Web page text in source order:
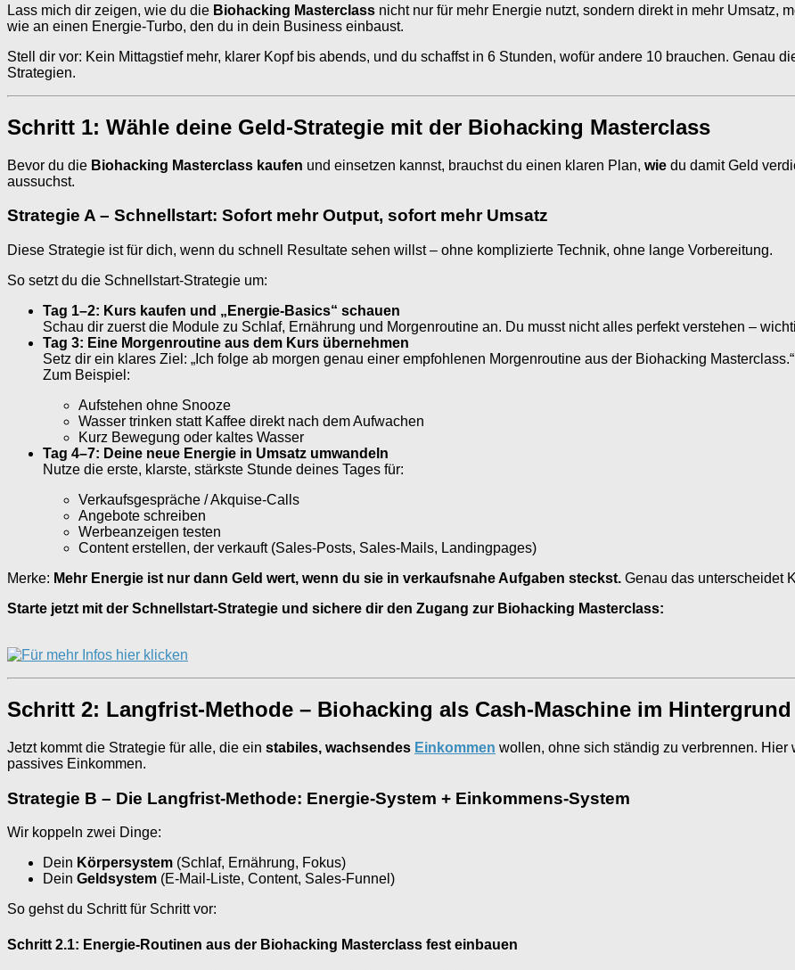
Lass mich dir zeigen, wie du die Biohacking Masterclass nicht nur für mehr Energie nutzt, sondern direkt in mehr Umsatz,
wie an einen Energie-Turbo, den du in dein Business einbaust.
Stell dir vor: Kein Mittagstief mehr, klarer Kopf bis abends, und du schaffst in 6 Stunden, wofür andere 10 brauchen. Genau
Strategien.
Schritt 1: Wähle deine Geld-Strategie mit der Biohacking Masterclass
Bevor du die Biohacking Masterclass kaufen und einsetzen kannst, brauchst du einen klaren Plan, wie du damit Geld
aussuchst.
Strategie A – Schnellstart: Sofort mehr Output, sofort mehr Umsatz
Diese Strategie ist für dich, wenn du schnell Resultate sehen willst – ohne komplizierte Technik, ohne lange Vorbereitung.
So setzt du die Schnellstart-Strategie um:
Tag 1–2: Kurs kaufen und „Energie-Basics“ schauen
Schau dir zuerst die Module zu Schlaf, Ernährung und Morgenroutine an. Du musst nicht alles perfekt verstehen –
Tag 3: Eine Morgenroutine aus dem Kurs übernehmen
Setz dir ein klares Ziel: „Ich folge ab morgen genau einer empfohlenen Morgenroutine aus der Biohacking Masterclass.“
Zum Beispiel:
Aufstehen ohne Snooze
Wasser trinken statt Kaffee direkt nach dem Aufwachen
Kurz Bewegung oder kaltes Wasser
Tag 4–7: Deine neue Energie in Umsatz umwandeln
Nutze die erste, klarste, stärkste Stunde deines Tages für:
Verkaufsgespräche / Akquise-Calls
Angebote schreiben
Werbeanzeigen testen
Content erstellen, der verkauft (Sales-Posts, Sales-Mails, Landingpages)
Merke: Mehr Energie ist nur dann Geld wert, wenn du sie in verkaufsnahe Aufgaben steckst. Genau das unterscheidet
Starte jetzt mit der Schnellstart-Strategie und sichere dir den Zugang zur Biohacking Masterclass:
Schritt 2: Langfrist-Methode – Biohacking als Cash-Maschine im Hintergrund
Jetzt kommt die Strategie für alle, die ein stabiles, wachsendes Einkommen wollen, ohne sich ständig zu verbrennen. Hier
passives Einkommen.
Strategie B – Die Langfrist-Methode: Energie-System + Einkommens-System
Wir koppeln zwei Dinge:
Dein Körpersystem (Schlaf, Ernährung, Fokus)
Dein Geldsystem (E-Mail-Liste, Content, Sales-Funnel)
So gehst du Schritt für Schritt vor:
Schritt 2.1: Energie-Routinen aus der Biohacking Masterclass fest einbauen